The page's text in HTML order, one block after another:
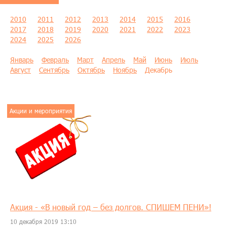
2010 2011 2012 2013 2014 2015
2016
2017
2018 2019 2020 2021 2022
2023
2024
2025 2026
Январь Февраль Март Апрель Май Июнь
Июль
Август
Сентябрь Октябрь Ноябрь Декабрь
Акции и мероприятия
Акция - «В новый год – без долгов. СПИШЕМ ПЕНИ»!
10 декабря 2019 13:10